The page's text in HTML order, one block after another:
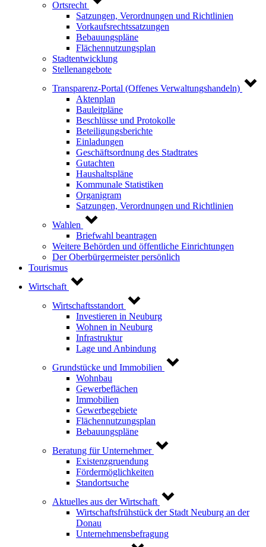
Ortsrecht
Satzungen, Verordnungen und Richtlinien
Vorkaufsrechtssatzungen
Bebauungspläne
Flächennutzungsplan
Stadtentwicklung
Stellenangebote
Transparenz-Portal (Offenes Verwaltungshandeln)
Aktenplan
Bauleitpläne
Beschlüsse und Protokolle
Beteiligungsberichte
Einladungen
Geschäftsordnung des Stadtrates
Gutachten
Haushaltspläne
Kommunale Statistiken
Organigram
Satzungen, Verordnungen und Richtlinien
Wahlen
Briefwahl beantragen
Weitere Behörden und öffentliche Einrichtungen
Der Oberbürgermeister persönlich
Tourismus
Wirtschaft
Wirtschaftsstandort
Investieren in Neuburg
Wohnen in Neuburg
Infrastruktur
Lage und Anbindung
Grundstücke und Immobilien
Wohnbau
Gewerbeflächen
Immobilien
Gewerbegebiete
Flächennutzungsplan
Bebauungspläne
Beratung für Unternehmer
Existenzgruendung
Fördermöglichkeiten
Standortsuche
Aktuelles aus der Wirtschaft
Wirtschaftsfrühstück der Stadt Neuburg an der
Donau
Unternehmensbefragung